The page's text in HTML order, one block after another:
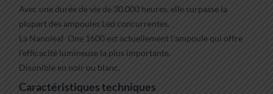
Avec une durée de vie de 30.000 heures, elle surpasse la
plupart des ampoules Led concurrentes.
La Nanoleaf One 1600 est actuellement l’ampoule qui offre
l’efficacité lumineuse la plus importante.
Disonible en noir ou blanc.
Caractéristiques techniques